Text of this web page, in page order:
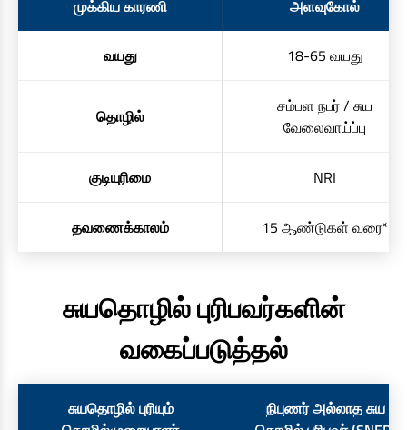
முக்கிய காரணி அளவுகோல்
வயது 18-65 வயது
தொழில்
சம்பள நபர் / சுய
வேலைவாய்ப்பு
குடியுரிமை NRI
தவணைக்காலம் 15 ஆண்டுகள் வரை*
சுயதொழில் புரிபவர்களின்
வகைப்படுத்தல்
சுயதொழில் புரியும்
நிபுணர் அல்லாத சுய